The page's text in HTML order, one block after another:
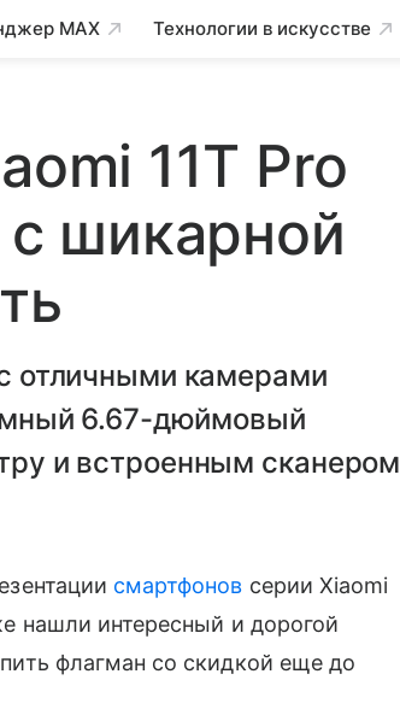
MAX Технологии в искусстве
11T Pro
шикарной
отличными камерами
6.67-дюймовый
и встроенным сканером
смартфонов серии Xiaomi
нашли интересный и дорогой
флагман со скидкой еще до